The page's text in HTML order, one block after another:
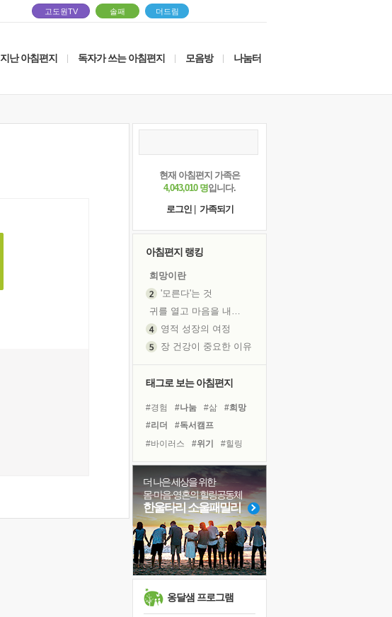
고도원TV 솔패 더드림
지난 아침편지 독자가 쓰는 아침편지 모음방 나눔터
현재 아침편지 가족은
4,043,010 명입니다.
로그인
가족되기
아침편지 랭킹
희망이란
'모른다'는 것
귀를 열고 마음을 내어주고
영적 성장의 여정
장 건강이 중요한 이유
흙이 된 몸으로 출근하는 여자
꿈이 실제가 되는 것
'말 타는 법'을 먼저
졸업식 사진을 보며
극심한 변비, 어깨결림, 수면 장애
아픈 아버지를 위한 공간 설계
슬럼프
보고 싶은 어머니
못된 꼰대들
태그로 보는 아침편지
#경험 #나눔 #삶
#희망
#리더
#독서캠프
#바이러스
#위기
#힐링
#링컨학교
#명상
#선택
#독서
#극복
#아이들
#다짐
#사람
#계획
#면역력
#도움
#비전캠프
더 나은 세상을 위한
몸·마음·영혼의 힐링공동체
한울타리 소울패밀리
옹달샘 프로그램